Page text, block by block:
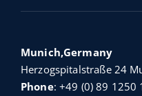
Munich,Germany
Herzogspitalstraße 24
Phone:+49 (0) 89 1250